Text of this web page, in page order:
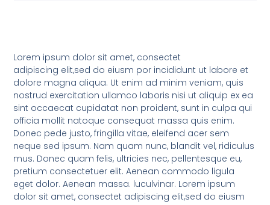
Lorem ipsum dolor sit amet, consectet
adipiscing elit,sed do eiusm por incididunt ut labore et
dolore magna aliqua. Ut enim ad minim veniam, quis
nostrud exercitation ullamco laboris nisi ut aliquip ex ea
sint occaecat cupidatat non proident, sunt in culpa qui
officia mollit natoque consequat massa quis enim.
Donec pede justo, fringilla vitae, eleifend acer sem
neque sed ipsum. Nam quam nunc, blandit vel, ridiculus
mus. Donec quam felis, ultricies nec, pellentesque eu,
pretium consectetuer elit. Aenean commodo ligula
eget dolor. Aenean massa. luculvinar. Lorem ipsum
dolor sit amet, consectet adipiscing elit,sed do eiusm